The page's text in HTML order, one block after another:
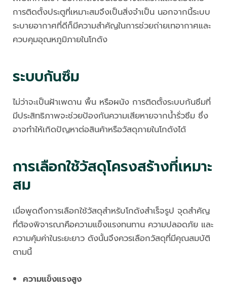
การติดตั้งประตูที่เหมาะสมจึงเป็นสิ่งจำเป็น นอกจากนี้ระบบ
ระบายอากาศที่ดีก็มีความสำคัญในการช่วยถ่ายเทอากาศและ
ควบคุมอุณหภูมิภายในโกดัง
ระบบกันซึม
ไม่ว่าจะเป็นฝ้าเพดาน พื้น หรือผนัง การติดตั้งระบบกันซึมที่
มีประสิทธิภาพจะช่วยป้องกันความเสียหายจากน้ำรั่วซึม ซึ่ง
อาจทำให้เกิดปัญหาต่อสินค้าหรือวัสดุภายในโกดังได้
การเลือกใช้วัสดุโครงสร้างที่เหมาะ
สม
เมื่อพูดถึงการเลือกใช้วัสดุสำหรับโกดังสำเร็จรูป จุดสำคัญ
ที่ต้องพิจารณาคือความแข็งแรงทนทาน ความปลอดภัย และ
ความคุ้มค่าในระยะยาว ดังนั้นจึงควรเลือกวัสดุที่มีคุณสมบัติ
ตามนี้
ความแข็งแรงสูง